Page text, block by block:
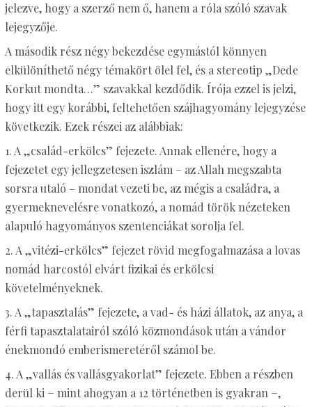
jelezve, hogy a szerző nem ő, hanem a róla szóló szavak
lejegyzője.
A második rész négy bekezdése egymástól könnyen
elkülöníthető négy témakört ölel fel, és a stereotip „Dede
Korkut mondta…” szavakkal kezdődik. Írója ezzel is jelzi,
hogy itt egy korábbi, feltehetően szájhagyomány lejegyzése
következik. Ezek részei az alábbiak:
1. A „család-erkölcs” fejezete. Annak ellenére, hogy a
fejezetet egy jellegzetesen iszlám – az Allah megszabta
sorsra utaló – mondat vezeti be, az mégis a családra, a
gyermeknevelésre vonatkozó, a nomád török nézeteken
alapuló hagyományos szentenciákat sorolja fel.
2. A „vitézi-erkölcs” fejezet rövid megfogalmazása a lovas
nomád harcostól elvárt fizikai és erkölcsi
követelményeknek.
3. A „tapasztalás” fejezete, a vad- és házi állatok, az anya, a
férfi tapasztalatairól szóló közmondások után a vándor
énekmondó emberismeretéről számol be.
4. A „vallás és vallásgyakorlat” fejezete. Ebben a részben
derül ki − mint ahogyan a 12 történetben is gyakran −,